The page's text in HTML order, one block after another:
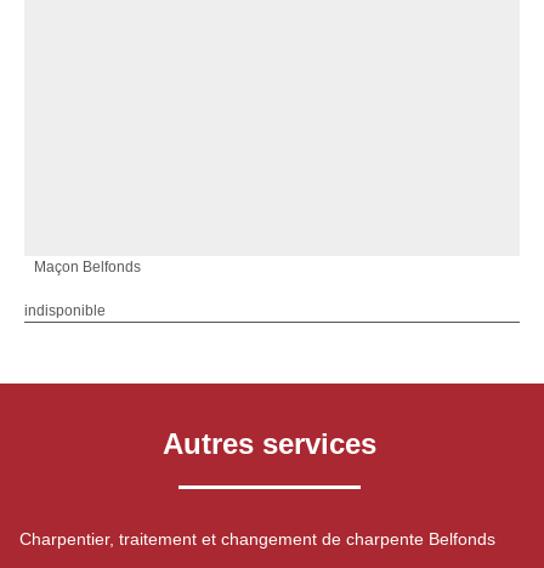
Maçon Belfonds
indisponible
Autres services
Charpentier, traitement et changement de charpente Belfonds